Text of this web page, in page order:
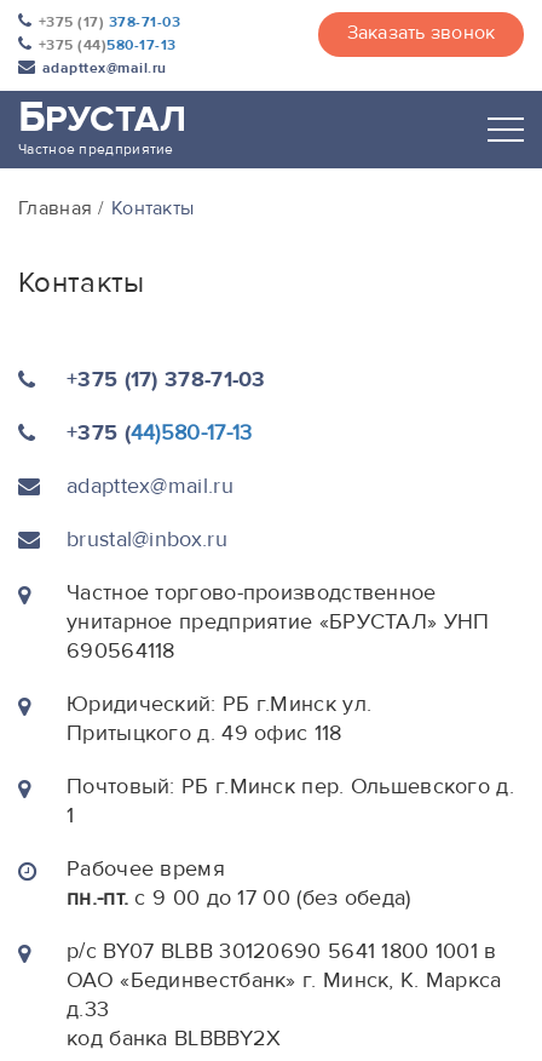
+375 (17) 378-71-03
+375 (44)580-17-13
adapttex@mail.ru
Заказать звонок
БРУСТАЛ
Частное предприятие
Главная Контакты
Контакты
+375 (17) 378-71-03
+375 (44)580-17-13
adapttex@mail.ru
brustal@inbox.ru
Частное торгово-производственное
унитарное предприятие «БРУСТАЛ» УНП
690564118
Юридический: РБ г.Минск ул.
Притыцкого д. 49 офис 118
Почтовый: РБ г.Минск пер. Ольшевского д.
1
Рабочее время
пн.-пт. с 9 00 до 17 00 (без обеда)
р/с BY07 BLBB 30120690 5641 1800 1001 в
ОАО «Бединвестбанк» г. Минск, К. Маркса
д.33
код банка BLBBBY2X